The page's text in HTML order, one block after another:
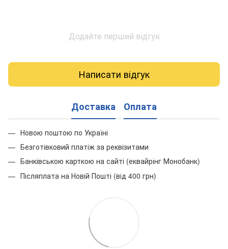
Додайте перший відгук
Написати відгук
Доставка Оплата
Новою поштою по Україні
Безготівковий платіж за реквізитами
Банківською карткою на сайті (еквайрінг Монобанк)
Післяплата на Новій Пошті (від 400 грн)